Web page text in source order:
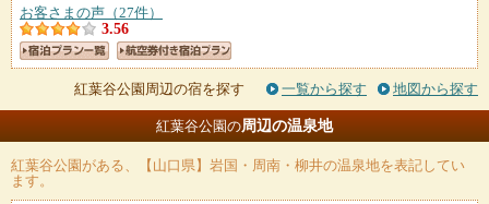
お客さまの声（27件）
3.56
紅葉谷公園周辺の宿を探す 一覧から探す 地図から探す
紅葉谷公園の周辺の温泉地
紅葉谷公園 がある、【山口県】岩国・周南・柳井の温泉地を表記してい
ます。